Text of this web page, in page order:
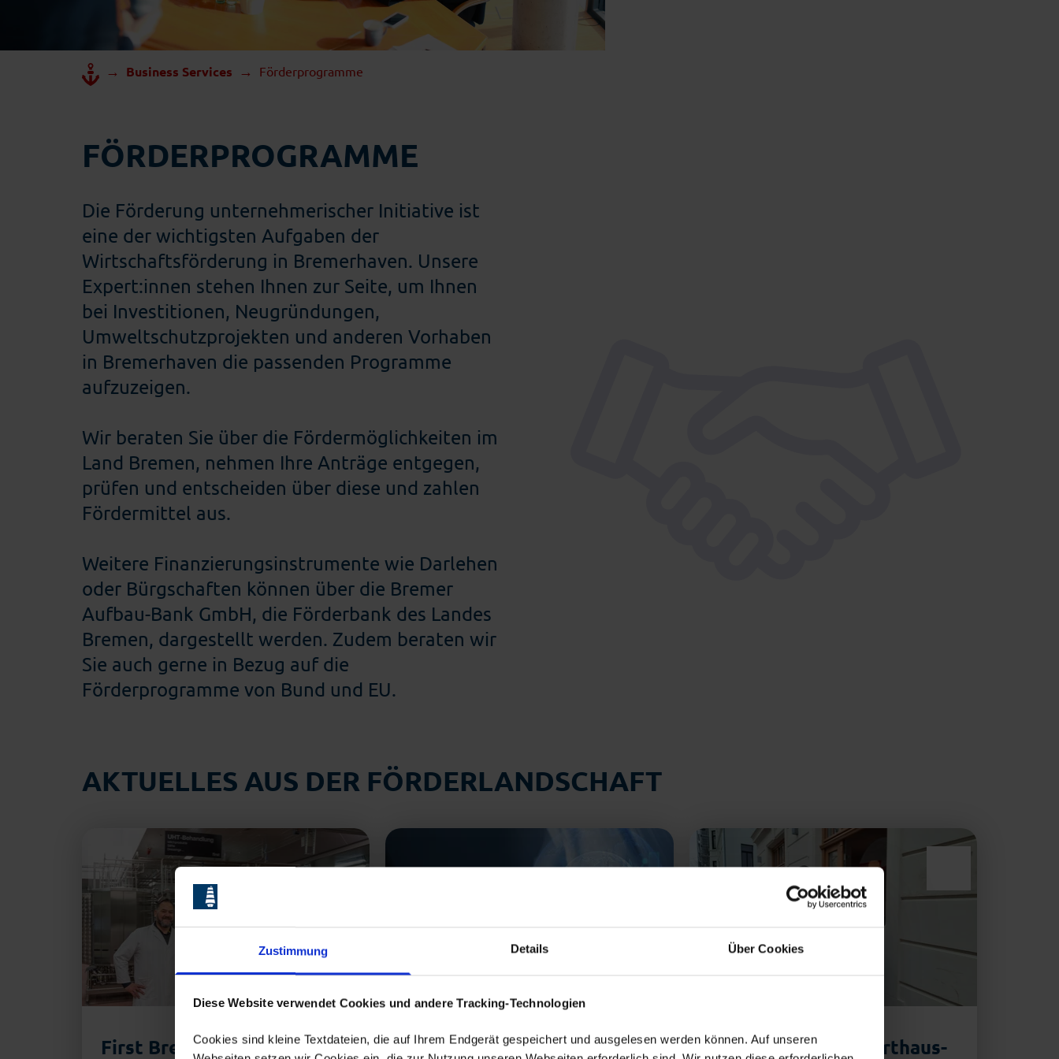
Zustimmung Details Über Cookies
Diese Website verwendet Cookies und andere Tracking-Technologien
Cookies sind kleine Textdateien, die auf Ihrem Endgerät gespeichert und ausgelesen werden können. Auf unseren
Einzelhandel
→ Business Services → Förderprogramme
FÖRDERPROGRAMME
Die Förderung unternehmerischer Initiative ist
eine der wichtigsten Aufgaben der
Wirtschaftsförderung in Bremerhaven. Unsere
Expert:innen stehen Ihnen zur Seite, um Ihnen
bei Investitionen, Neugründungen,
Umweltschutzprojekten und anderen Vorhaben
in Bremerhaven die passenden Programme
aufzuzeigen.
Wir beraten Sie über die Fördermöglichkeiten im
Land Bremen, nehmen Ihre Anträge entgegen,
prüfen und entscheiden über diese und zahlen
Fördermittel aus.
Weitere Finanzierungsinstrumente wie Darlehen
oder Bürgschaften können über die Bremer
Aufbau-Bank GmbH, die Förderbank des Landes
Bremen, dargestellt werden. Zudem beraten wir
Sie auch gerne in Bezug auf die
Förderprogramme von Bund und EU.
AKTUELLES AUS DER FÖRDERLANDSCHAFT
First Bremerhaven: Das
Neues Förderprogramm
Bremerhavener Starthaus-